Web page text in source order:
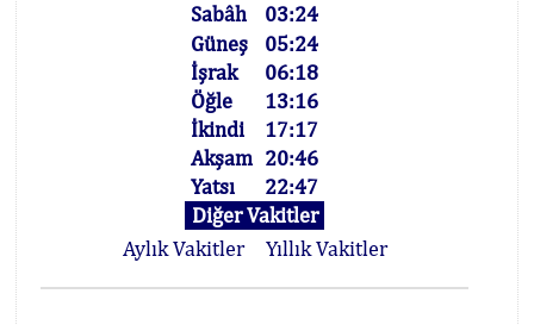
Sabâh
03:24
Güneş
05:24
İşrak
06:18
Öğle
13:16
İkindi
17:17
Akşam 20:46
Yatsı
22:47
Diğer Vakitler
Aylık Vakitler
Yıllık Vakitler